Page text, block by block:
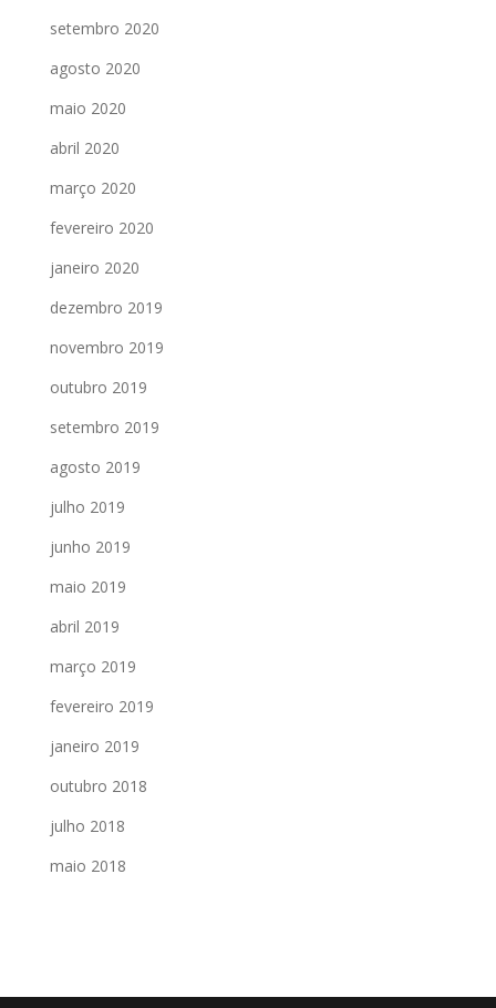
setembro 2020
agosto 2020
maio 2020
abril 2020
março 2020
fevereiro 2020
janeiro 2020
dezembro 2019
novembro 2019
outubro 2019
setembro 2019
agosto 2019
julho 2019
junho 2019
maio 2019
abril 2019
março 2019
fevereiro 2019
janeiro 2019
outubro 2018
julho 2018
maio 2018